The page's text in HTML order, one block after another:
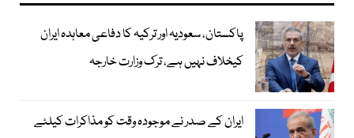
پاکستان، سعودیہ اور ترکیہ کا دفاعی معاہدہ ایران
کیخلاف نہیں ہے، ترک وزارت خارجہ
ایران کے صدر نے موجودہ وقت کو مذاکرات کیلئے